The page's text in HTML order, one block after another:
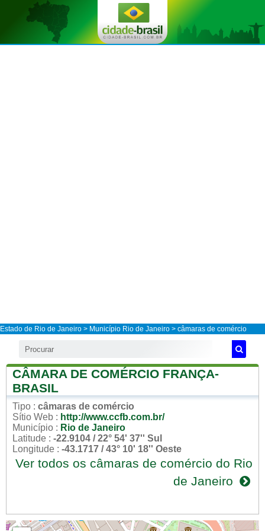
Estado de Rio de Janeiro > Município Rio de Janeiro > câmaras de comércio
CÂMARA DE COMÉRCIO FRANÇA-
BRASIL
Tipo : câmaras de comércio
Sítio Web : http://www.ccfb.com.br/
Município : Rio de Janeiro
Latitude : -22.9104 / 22° 54' 37'' Sul
Longitude : -43.1717 / 43° 10' 18'' Oeste
Ver todos os câmaras de comércio do Rio
de Janeiro